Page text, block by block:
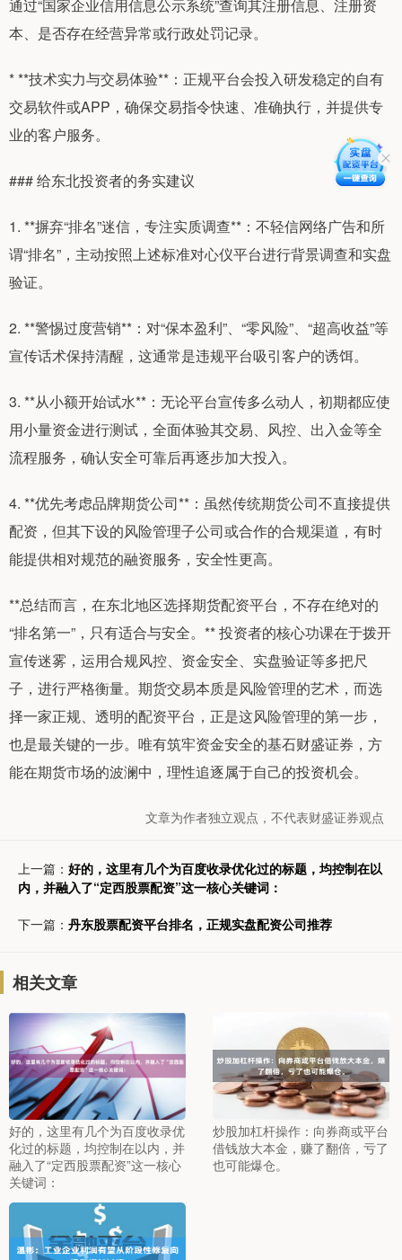
通过“国家企业信用信息公示系统”查询其注册信息、注册资
本、是否存在经营异常或行政处罚记录。
* **技术实力与交易体验**：正规平台会投入研发稳定的自有
交易软件或APP，确保交易指令快速、准确执行，并提供专
业的客户服务。
### 给东北投资者的务实建议
1. **摒弃“排名”迷信，专注实质调查**：不轻信网络广告和所
谓“排名”，主动按照上述标准对心仪平台进行背景调查和实盘
验证。
2. **警惕过度营销**：对“保本盈利”、“零风险”、“超高收益”等
宣传话术保持清醒，这通常是违规平台吸引客户的诱饵。
3. **从小额开始试水**：无论平台宣传多么动人，初期都应使
用小量资金进行测试，全面体验其交易、风控、出入金等全
流程服务，确认安全可靠后再逐步加大投入。
4. **优先考虑品牌期货公司**：虽然传统期货公司不直接提供
配资，但其下设的风险管理子公司或合作的合规渠道，有时
能提供相对规范的融资服务，安全性更高。
**总结而言，在东北地区选择期货配资平台，不存在绝对的
“排名第一”，只有适合与安全。** 投资者的核心功课在于拨开
宣传迷雾，运用合规风控、资金安全、实盘验证等多把尺
子，进行严格衡量。期货交易本质是风险管理的艺术，而选
择一家正规、透明的配资平台，正是这风险管理的第一步，
也是最关键的一步。唯有筑牢资金安全的基石财盛证券，方
能在期货市场的波澜中，理性追逐属于自己的投资机会。
文章为作者独立观点，不代表财盛证券观点
上一篇： 好的，这里有几个为百度收录优化过的标题，均控制在以
内，并融入了“定西股票配资”这一核心关键词：
下一篇： 丹东股票配资平台排名，正规实盘配资公司推荐
相关文章
好的，这里有几个为百度收录优
化过的标题，均控制在以内，并
融入了“定西股票配资”这一核心
关键词：
炒股加杠杆操作：向券商或平台
借钱放大本金，赚了翻倍，亏了
也可能爆仓。